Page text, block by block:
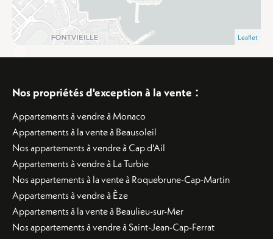
Leaflet
Nos propriétés d'exception à la vente :
Appartements à vendre à Monaco
Appartements à la vente à Beausoleil
Nos appartements à vendre à Cap d'Ail
Appartements à vendre à La Turbie
Nos appartements à la vente à Roquebrune-Cap-Martin
Appartements à vendre à Èze
Appartements à la vente à Beaulieu-sur-Mer
Nos appartements à vendre à Saint-Jean-Cap-Ferrat